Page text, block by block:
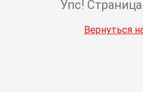
Упс!
Вернуться